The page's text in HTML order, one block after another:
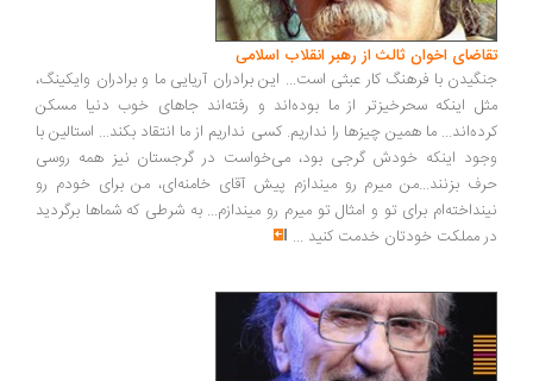
اخوان ثالث از رهبر انقلاب اسلامی
با فرهنگ کار عبثی است... این برادران آریایی ما و برادران وایکینگ،
اینکه سحرخیزتر از ما بوده‌اند و رفته‌اند جاهای خوب دنیا مسکن
ما همین چیزها را نداریم. کسی نداریم از ما انتقاد بکند... استالین با
اینکه خودش گرجی بود، می‌خواست در گرجستان نیز همه روسی
بزنند...من میرم رو میندازم پیش آقای خامنه‌ای، من برای خودم رو
برای تو و امثال تو میرم رو میندازم... به شرطی که شماها برگردید
مملکت خودتان خدمت کنید...